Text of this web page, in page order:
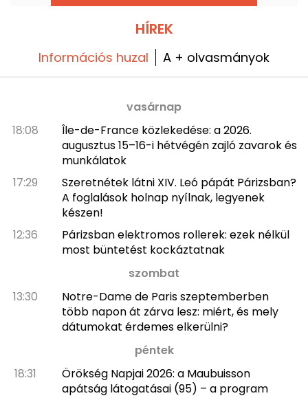
HÍREK
Információs huzal A + olvasmányok
vasárnap
18:08
Île-de-France közlekedése: a 2026.
augusztus 15–16-i hétvégén zajló zavarok és
munkálatok
17:29
Szeretnétek látni XIV. Leó pápát Párizsban?
A foglalások holnap nyílnak, legyenek
készen!
12:36
Párizsban elektromos rollerek: ezek nélkül
most büntetést kockáztatnak
szombat
13:30
Notre-Dame de Paris szeptemberben
több napon át zárva lesz: miért, és mely
dátumokat érdemes elkerülni?
péntek
18:31
Örökség Napjai 2026: a Maubuisson
apátság látogatásai (95) – a program